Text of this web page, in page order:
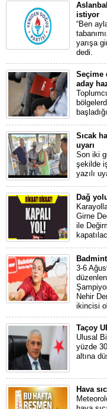
istiyor
“Ben
yarışa
dedi.
Seçime
aday
Sıcak
uyarı
Son iki
şekilde
yazılı
Dağ
Girne
ile
3-6
Nehir
ikincisi
Taçoy
Ulusal
yüzde
altına
Hava